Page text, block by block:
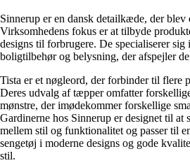
Sinnerup er en dansk detailkæde, der blev
Virksomhedens fokus er at tilbyde
designs til forbrugere. De specialiserer sig
boligtilbehør og belysning, der afspejler
Tista er et nøgleord, der forbinder til flere
Deres udvalg af tæpper omfatter
mønstre, der imødekommer forskellige
Gardinerne hos Sinnerup er designet til at
mellem stil og funktionalitet og passer til
sengetøj i moderne designs og gode
stil.